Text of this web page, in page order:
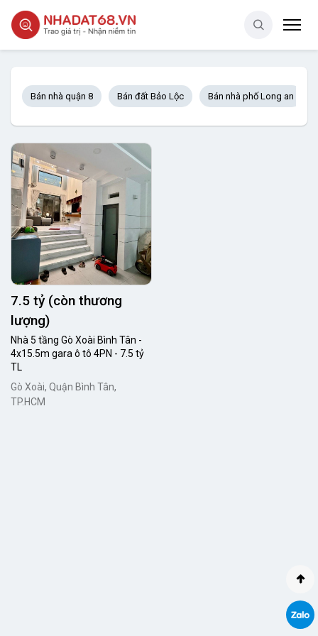
Bán nhà quận 8 Bán đất Bảo Lộc Bán nhà phố Long an
7.5 tỷ (còn thương
lượng)
Nhà 5 tầng Gò Xoài Bình Tân -
4x15.5m gara ô tô 4PN - 7.5 tỷ
TL
Gò Xoài, Quận Bình Tân,
TP.HCM